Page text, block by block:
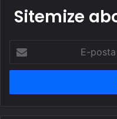
Sitemize
posta
adresinizi